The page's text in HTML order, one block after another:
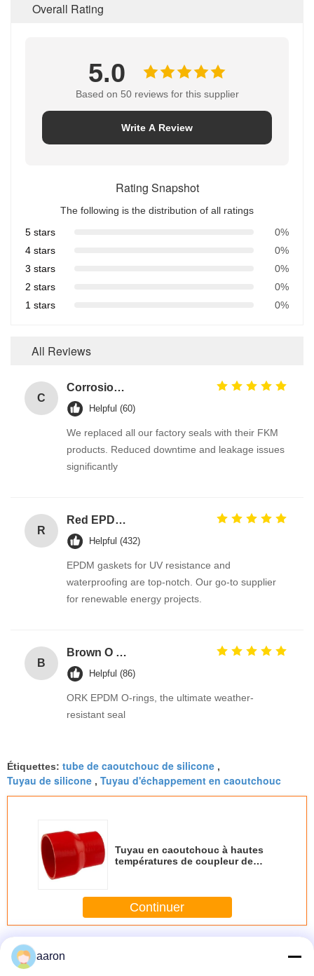
Overall Rating
5.0
Based on 50 reviews for this supplier
Write A Review
Rating Snapshot
The following is the distribution of all ratings
5 stars
0%
4 stars
0%
3 stars
0%
2 stars
0%
1 stars
0%
All Reviews
C
Corrosion Resistant Fkm O Ring
Helpful (60)
We replaced all our factory seals with their FKM
products. Reduced downtime and leakage issues
significantly
R
Red EPDM Automotive Rubber Seals with Excellent Abrasion Resistance and Tensile Strength Hydraulic Cylinder Seal
Helpful (432)
EPDM gaskets for UV resistance and
waterproofing are top-notch. Our go-to supplier
for renewable energy projects.
B
Brown O Ring epdm Durable Material For Automotive Efficiency And Performance
Helpful (86)
ORK EPDM O-rings, the ultimate weather-
resistant seal
Étiquettes: tube de caoutchouc de silicone ,
Tuyau de silicone , Tuyau d'échappement en caoutchouc
Tuyau en caoutchouc à hautes
températures de coupleur de
Continuer
Plus
aaron